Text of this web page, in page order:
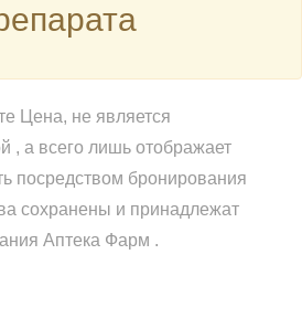
Цена, не является
, а всего лишь отображает
посредством бронирования
сохранены и принадлежат
Аптека Фарм .